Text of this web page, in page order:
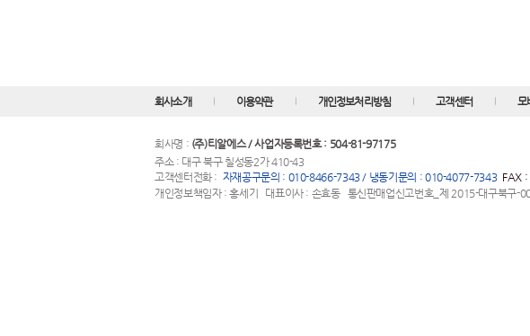
회사소개 이용약관 개인정보처리방침 고객센터 모
회사명 : (주)티알에스 / 사업자등록번호 : 504-81-97175
주소 : 대구 북구 칠성동2가 410-43
고객센터전화 : 자재공구문의 : 010-8466-7343 / 냉동기문의 : 010-4077-7343 FAX
개인정보책임자 : 홍세기 대표이사 : 손효동 통신판매업신고번호_제 2015-대구북구-